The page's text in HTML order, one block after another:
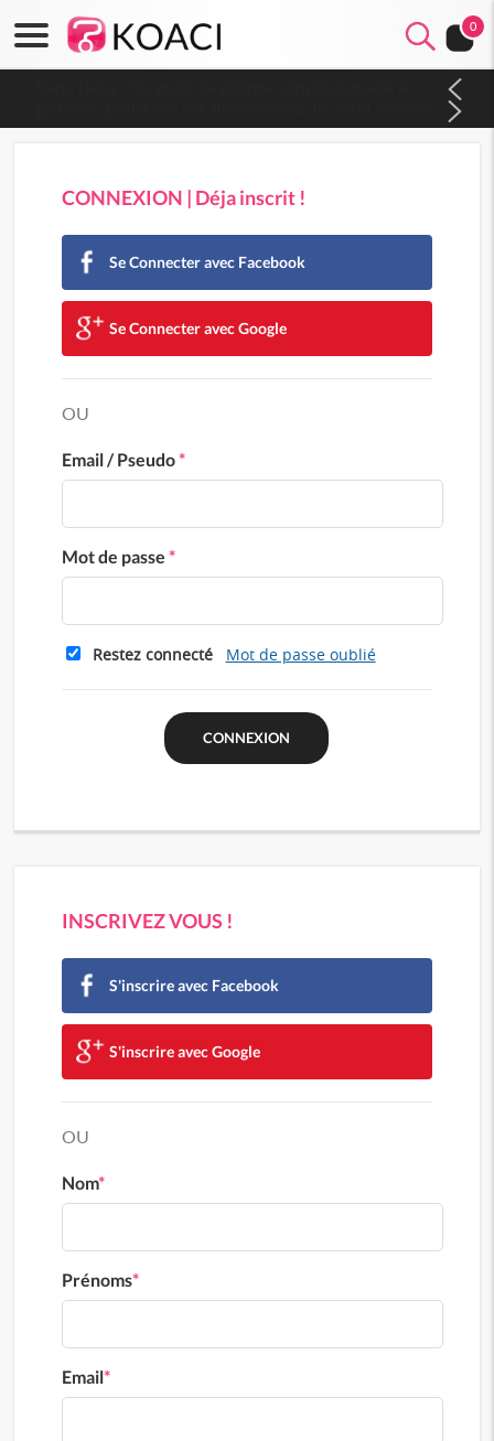
0
CONNEXION | Déja inscrit !
Se Connecter avec Facebook
Se Connecter avec Google
OU
Email / Pseudo*
Mot de passe *
Restez connecté Mot de passe oublié
INSCRIVEZ VOUS !
S'inscrire avec Facebook
S'inscrire avec Google
OU
Nom*
Prénoms*
Email*